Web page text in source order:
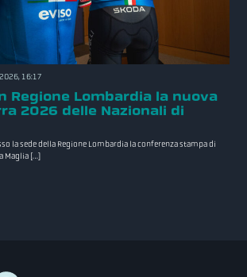
16:17
Regione Lombardia la nuova
2026 delle Nazionali di
la sede della Regione Lombardia la conferenza stampa di
Maglia […]